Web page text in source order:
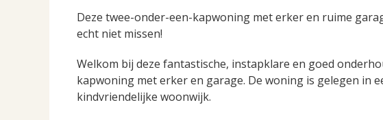
Deze twee-onder-een-kapwoning met erker en ruime
echt niet missen!
Welkom bij deze fantastische, instapklare en goed
kapwoning met erker en garage. De woning is gelegen in
kindvriendelijke woonwijk.